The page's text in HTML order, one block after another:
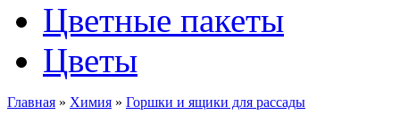
Цветные пакеты
Цветы
Главная » Химия » Горшки и ящики для рассады